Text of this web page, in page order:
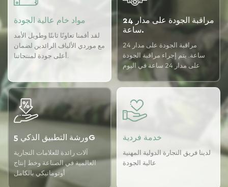
مواد خام عالية الجودة
لقد أقمنا تعاونًا ثابتًا وطويل الأمد
مع موردي الألياف الرائدين لضمان
أعلى جودة لمنتجاتنا.
مراقبة الجودة على مدار 24
ساعة.
مراقبة الجودة على مدار 24
ساعة. يتم إجراء مراقبة الجودة
على مدار 24 ساعة في اليوم
باستخدام نظام ضمان الجودة
USTER لضمان اتساق الجودة
ورشة التطبيق الذكي 5G
آلات رائدة للعلامات التجارية
العالمية في الصناعة وخط إنتاج
أوتوماتيكي بالكامل
خدمة فردية
لدينا فريق التجارة الدولية المهنية
عالية الجودة